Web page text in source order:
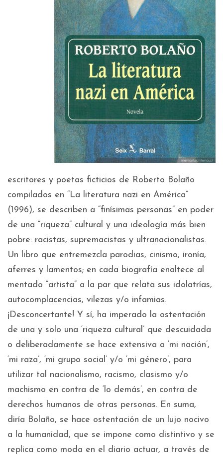
escritores y poetas ficticios de Roberto Bolaño
compilados en “La literatura nazi en América”
(1996), se describen a “finísimas personas” en poder
de una “riqueza” cultural y una ideología más bien
pobre: racistas, supremacistas y ultranacionalistas.
Un libro que entremezcla parodias, cinismo, ironía,
aferres y lamentos; en cada biografía enaltece al
mentado “artista” a la par que relata sus idolatrías,
autocomplacencias, vilezas y/o infamias.
¡Desconcertante! Y sí, ha imperado la ostentación
de una y solo una ‘riqueza cultural’ que descuidada
o deliberadamente se hace extensiva a ‘mi nación’,
‘mi raza’, ‘mi grupo social’ y/o ‘mi género’, para
utilizar tal nacionalismo, racismo, clasismo y/o
machismo en contra de ‘lo demás’, en contra de
derechos humanos de otras personas. En suma,
diría Bolaño, se hace ostentación de un lujo nocivo
a la humanidad, que se impone como distintivo y se
replica como moda en el diario actuar, a través de